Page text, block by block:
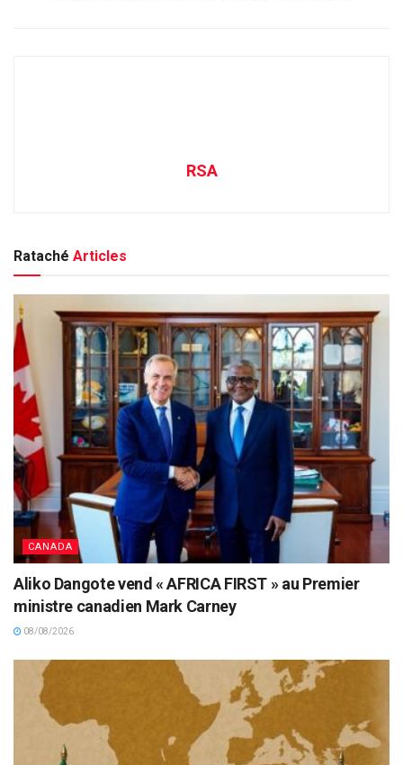
RSA
Rataché Articles
CANADA
Aliko Dangote vend « AFRICA FIRST » au Premier
ministre canadien Mark Carney
08/08/2026